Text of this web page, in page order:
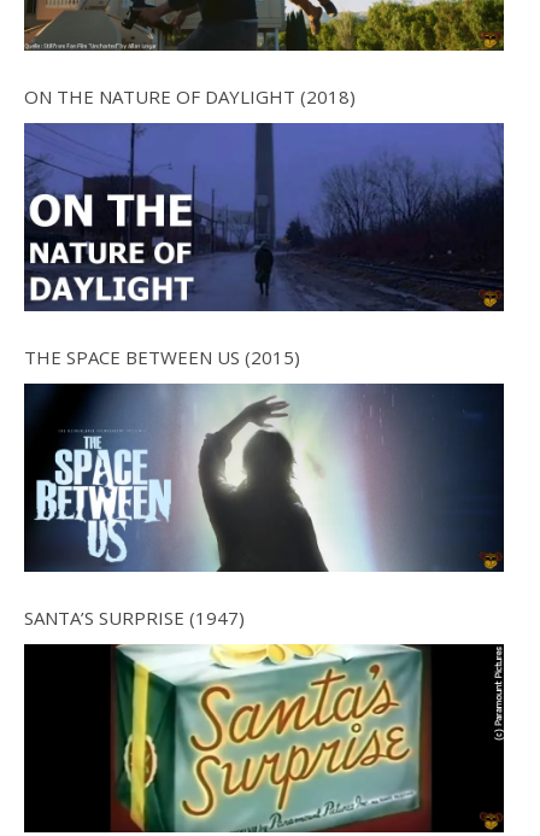
ON THE NATURE OF DAYLIGHT (2018)
THE SPACE BETWEEN US (2015)
SANTA’S SURPRISE (1947)